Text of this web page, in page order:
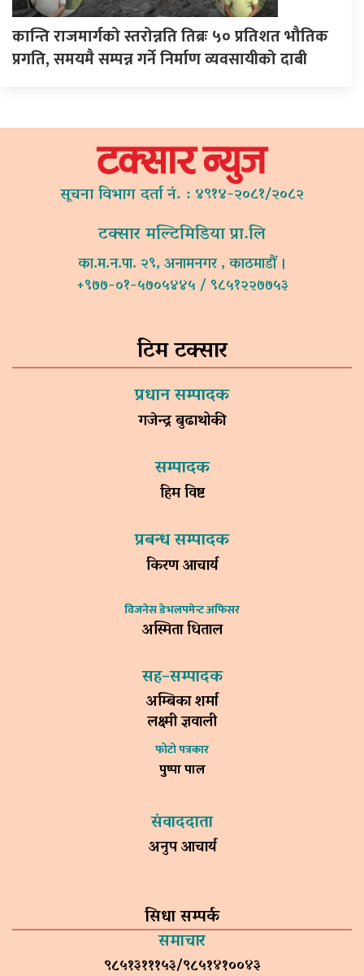
कान्ति राजमार्गको स्तरोन्नति तिब्रः ५० प्रतिशत भौतिक
प्रगति, समयमै सम्पन्न गर्ने निर्माण व्यवसायीको दाबी
सूचना विभाग दर्ता नं. : ४९१४-२०८१/२०८२
टक्सार मल्टिमिडिया प्रा.लि
का.म.न.पा. २९, अनामनगर , काठमाडौं ।
+९७७-०१-५७०५४४५ / ९८५१२२७७५३
टिम टक्सार
प्रधान सम्पादक
गजेन्द्र बुढाथोकी
सम्पादक
हिम विष्ट
प्रबन्ध सम्पादक
किरण आचार्य
विजनेस डेभलपमेन्ट अफिसर
अस्मिता धिताल
सह–सम्पादक
अम्बिका शर्मा
लक्ष्मी ज्ञवाली
फोटो पत्रकार
पुष्पा पाल
संवाददाता
अनुप आचार्य
सिधा सम्पर्क
समाचार
९८५१३१११५३/९८५१४१००४३